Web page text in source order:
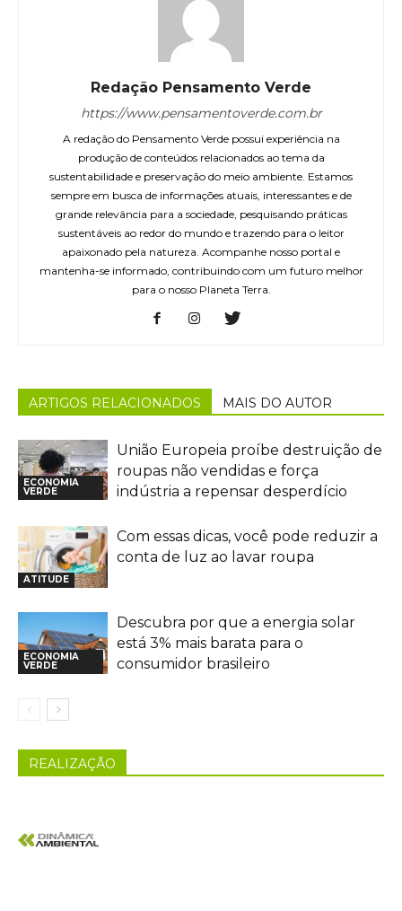
Redação Pensamento Verde
https://www.pensamentoverde.com.br
A redação do Pensamento Verde possui experiência na
produção de conteúdos relacionados ao tema da
sustentabilidade e preservação do meio ambiente. Estamos
sempre em busca de informações atuais, interessantes e de
grande relevância para a sociedade, pesquisando práticas
sustentáveis ao redor do mundo e trazendo para o leitor
apaixonado pela natureza. Acompanhe nosso portal e
mantenha-se informado, contribuindo com um futuro melhor
para o nosso Planeta Terra.
ARTIGOS RELACIONADOS MAIS DO AUTOR
ECONOMIA
VERDE
União Europeia proíbe destruição de
roupas não vendidas e força
indústria a repensar desperdício
ATITUDE
Com essas dicas, você pode reduzir a
conta de luz ao lavar roupa
ECONOMIA
VERDE
Descubra por que a energia solar
está 3% mais barata para o
consumidor brasileiro
REALIZAÇÃO